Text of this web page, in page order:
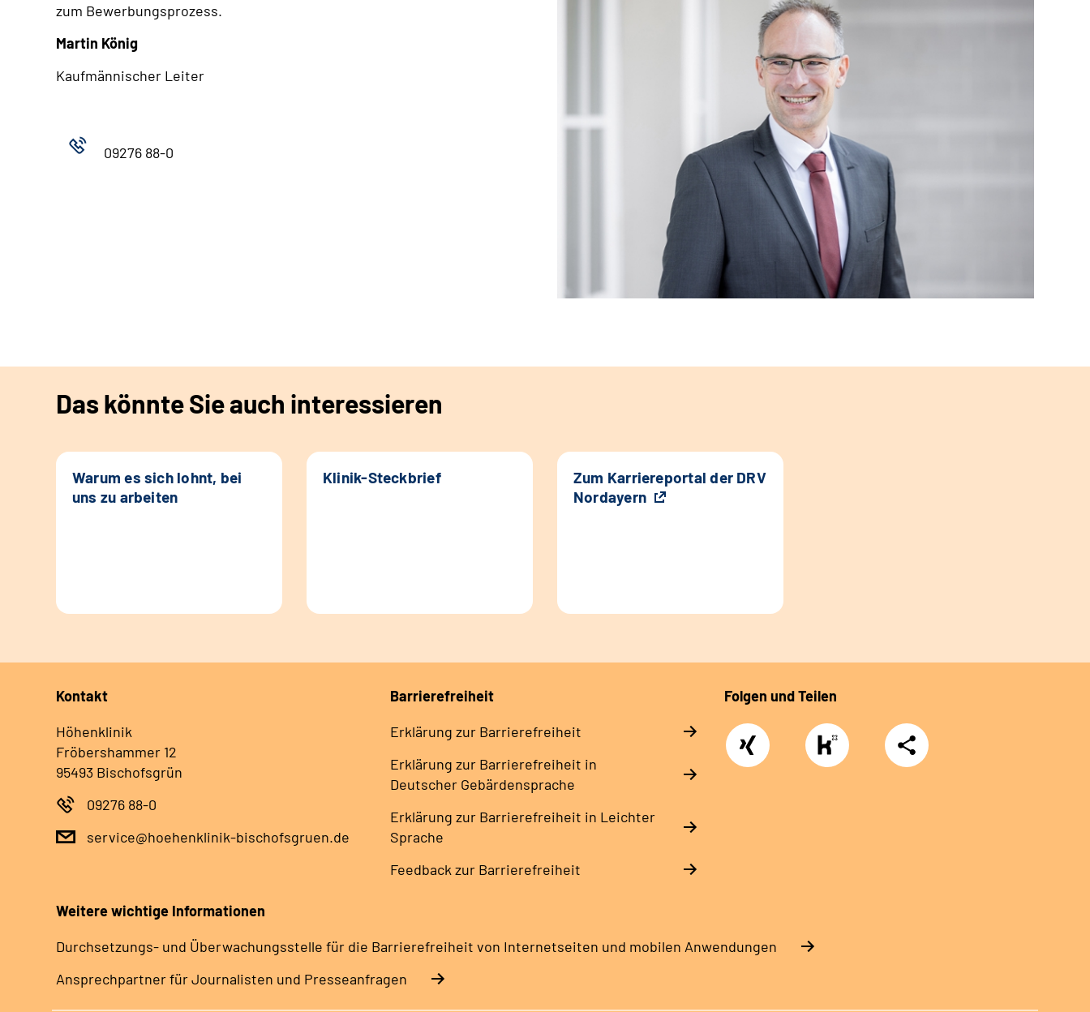
zum Bewerbungsprozess.
Martin König
Kaufmännischer Leiter
09276 88-0
Das könnte Sie auch interessieren
Warum es sich lohnt, bei
uns zu arbeiten
Klinik-Steckbrief
Zum Karriereportal der DRV
Nordayern
Kontakt
Höhenklinik
Fröbershammer 12
95493 Bischofsgrün
09276 88-0
service@hoehenklinik-bischofsgruen.de
Barrierefreiheit
Erklärung zur Barrierefreiheit
Erklärung zur Barrierefreiheit in
Deutscher Gebärdensprache
Erklärung zur Barrierefreiheit in Leichter
Sprache
Feedback zur Barrierefreiheit
Folgen und Teilen
Xing
https://www.kununu.com/de/deutsche-
rentenversicherung-
nordbayern6
Teilen
Weitere wichtige Informationen
Durchsetzungs- und Überwachungsstelle für die Barrierefreiheit von Internetseiten und mobilen Anwendungen
Ansprechpartner für Journalisten und Presseanfragen